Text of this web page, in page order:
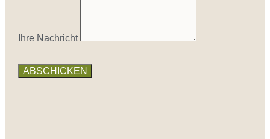
Ihre Nachricht
ABSCHICKEN